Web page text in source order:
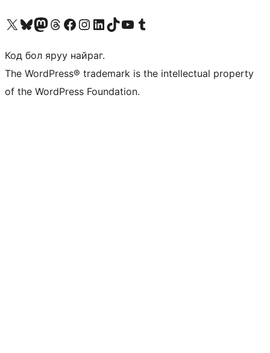
Visit our X (formerly Twitter) account
Visit our Bluesky account
Visit our Mastodon account
Visit our Threads account
Манай фэйсбүүк хуудсаар зочилно ууМанай Instagram хаягаар зочилно уу Манай LinkedIn хаягаар зочилно ууVisit our TikTok account
Манай YouTube сувгаар зочилно уу Visit our Tumblr account
Код бол яруу найраг.
The WordPress® trademark is the intellectual property
of the WordPress Foundation.